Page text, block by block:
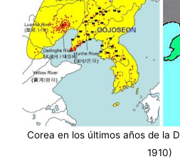
Corea en los últimos años de la
1910)